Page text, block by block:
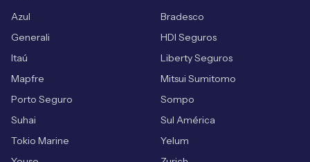
Azul
Bradesco
Generali
HDI Seguros
Itaú
Liberty Seguros
Mapfre
Mitsui Sumitomo
Porto Seguro
Sompo
Suhai
Sul América
Tokio Marine
Yelum